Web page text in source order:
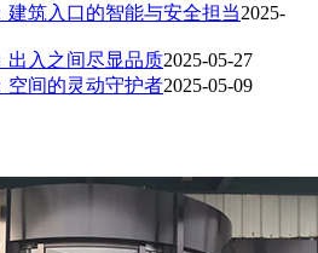
建筑入口的智能与安全担当2025-
出入之间尽显品质2025-05-27
空间的灵动守护者2025-05-09